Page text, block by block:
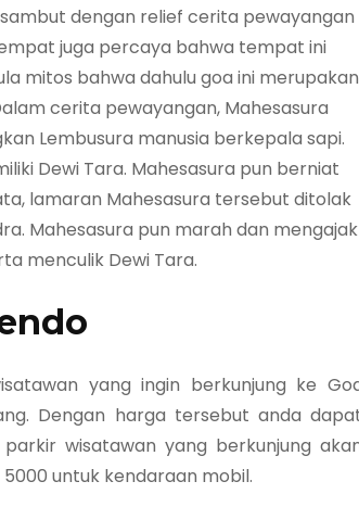
dengan relief cerita pewayangan
juga percaya bahwa tempat ini
mitos bahwa dahulu goa ini merupakan
cerita pewayangan, Mahesasura
Lembusura manusia berkepala sapi.
Dewi Tara. Mahesasura pun berniat
lamaran Mahesasura tersebut ditolak
Mahesasura pun marah dan mengajak
menculik Dewi Tara.
yang ingin berkunjung ke
Dengan harga tersebut anda
wisatawan yang berkunjung
untuk kendaraan mobil.